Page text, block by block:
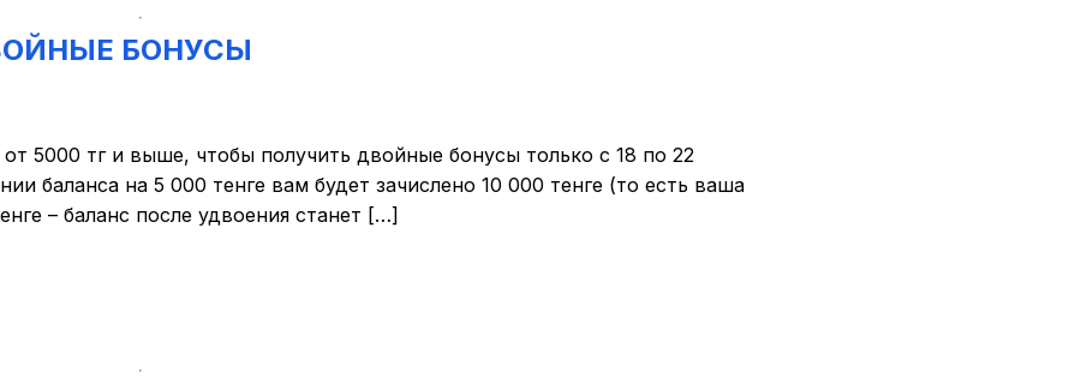
БОНУСЫ
5000 тг и выше, чтобы получить двойные бонусы только с 18 по 22
баланса на 5 000 тенге вам будет зачислено 10 000 тенге (то есть ваша
– баланс после удвоения станет […]